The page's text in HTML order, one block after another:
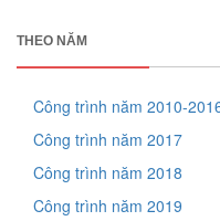
THEO NĂM
Công trình năm 2010-
Công trình năm 2017
Công trình năm 2018
Công trình năm 2019